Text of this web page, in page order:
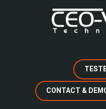
CONTACT &